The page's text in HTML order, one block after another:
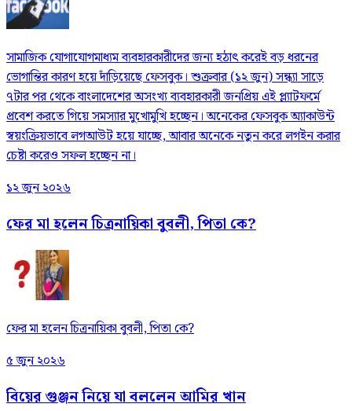
সামাজিক যোগাযোগমাধ্যম ব্যবহারকারীদের জন্য হঠাৎ করেই বড় ধরনের
ভোগান্তির কারণ হয়ে দাঁড়িয়েছে ফেসবুক। শুক্রবার (১২ জুন) সন্ধ্যা সাড়ে
৭টার পর থেকে বাংলাদেশের অসংখ্য ব্যবহারকারী জনপ্রিয় এই প্ল্যাটফর্মে
প্রবেশ করতে গিয়ে সমস্যার মুখোমুখি হচ্ছেন। অনেকের ফেসবুক অ্যাকাউন্ট
স্বয়ংক্রিয়ভাবে লগআউট হয়ে যাচ্ছে, আবার অনেকে নতুন করে লগইন করার
চেষ্টা করেও সফল হচ্ছেন না।
১২ জুন ২০২৬
ফের মা হলেন চিত্রনায়িকা বুবলী, পিতা কে?
ফের মা হলেন চিত্রনায়িকা বুবলী, পিতা কে?
৫ জুন ২০২৬
বিয়ের গুঞ্জন নিয়ে যা বললেন আমির খান